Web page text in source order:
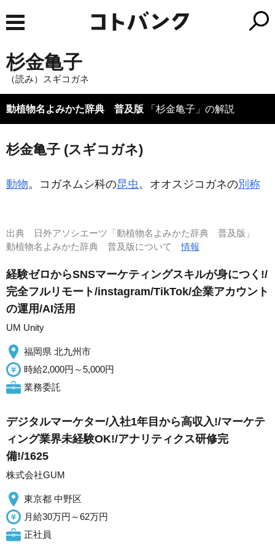
杉金亀子
（読み）スギコガネ
動植物名よみかた辞典 普及版 「杉金亀子」の解説
杉金亀子 (スギコガネ)
動物。コガネムシ科の昆虫。オオスジコガネの別称
出典
日外アソシエーツ「動植物名よみかた辞典 普及版」
動植物名よみかた辞典 普及版について情報
経験ゼロからSNSマーケティングスキルが身につく!/
完全フルリモート/instagram/TikTok/企業アカウント
の運用/AI活用
UM Unity
福岡県 北九州市
時給2,000円～5,000円
業務委託
デジタルマーケター/入社1年目から高収入!/マーケテ
ィング業界未経験OK!/アナリティクス研修完
備!/1625
株式会社GUM
東京都 中野区
月給30万円～62万円
正社員